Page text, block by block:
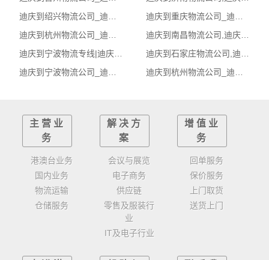
主营业
务
港澳台业务
国内业务
物流运输
仓储服务
解决方
案
会议与展览
电子商务
供应链
零售及服装行
业
IT及电子行业
增值业
务
回单服务
保价服务
上门取货
送货上门